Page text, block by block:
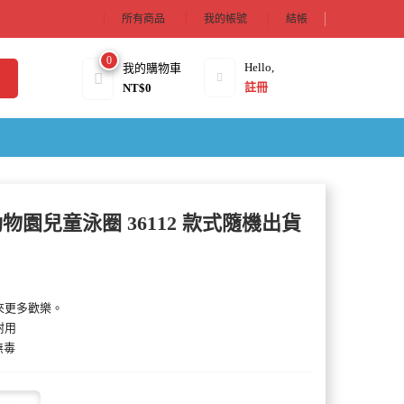
所有商品 我的帳號 結帳
Hello,
註冊
0
我的購物車
NT$0
園兒童泳圈 36112 款式隨機出貨
多歡樂。
用
毒